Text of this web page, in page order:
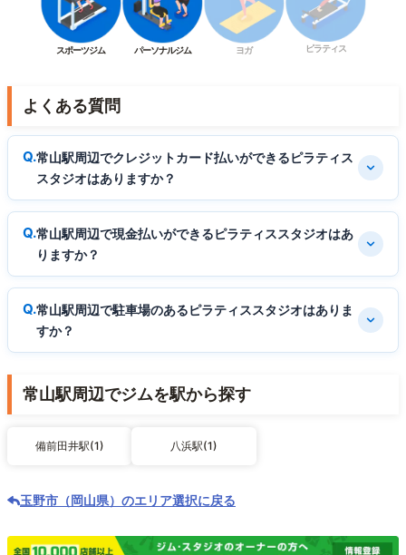
スポーツジム パーソナルジム ヨガ ピラティス
よくある質問
常山駅周辺でクレジットカード払いができるピラティス
スタジオはありますか？
常山駅周辺で現金払いができるピラティススタジオはあ
りますか？
常山駅周辺で駐車場のあるピラティススタジオはありま
すか？
常山駅周辺でジムを駅から探す
備前田井駅(1) 八浜駅(1)
玉野市（岡山県）のエリア選択に戻る